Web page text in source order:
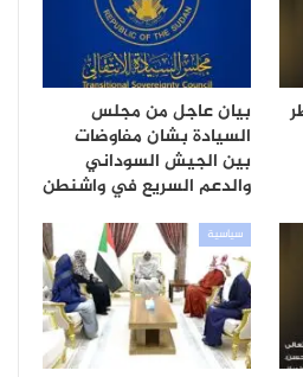
بيان عاجل من مجلس
السيادة بشان مفاوضات
بين الجيش السوداني
والدعم السريع في واشنطن
سياسية